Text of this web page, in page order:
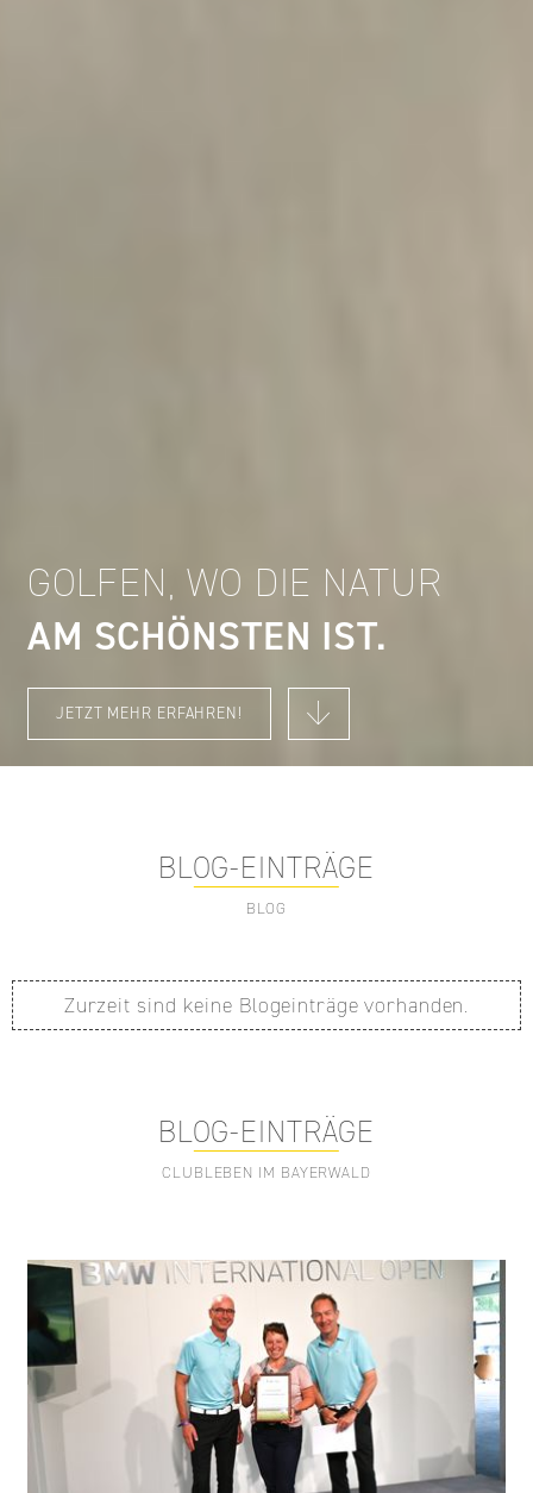
GOLFEN, WO DIE NATUR
AM SCHÖNSTEN IST
JETZT MEHR ERFAHREN!
BLOG-EINTRÄGE
BLOG
Zurzeit sind keine Blogeinträge vorhanden.
BLOG-EINTRÄGE
CLUBLEBEN IM BAYERWALD